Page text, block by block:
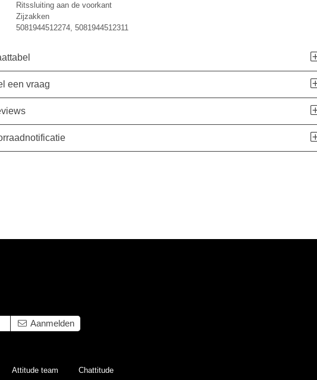
Ritssluiting aan de voorkant
Zijzakken
5081944512274, 5081944512311
een vraag
Aanmelden
Attitude team Chattitude